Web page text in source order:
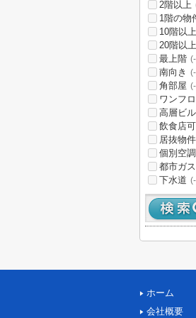
2階以上
1階の物
10階以上
20階以上
最上階
南向き
角部屋
ワンフ
高層ビル
飲食店可
居抜物件
個別空調
都市ガス
下水道
ホーム
会社概要